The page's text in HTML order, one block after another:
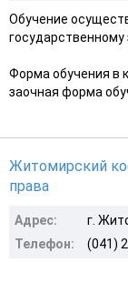
Обучение
государственному
Форма обучения в
заочная форма
Житомирский
права
Адрес:
г.
Телефон:
(041)